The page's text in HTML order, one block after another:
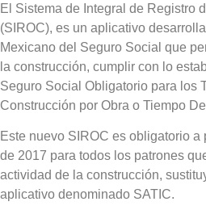
El Sistema de Integral de Registro
(SIROC), es un aplicativo
Mexicano del Seguro Social que
la construcción, cumplir con lo
Seguro Social Obligatorio para los
Construcción por Obra o Tiempo
Este nuevo SIROC es obligatorio a
de 2017 para todos los patrones
actividad de la construcción,
aplicativo denominado SATIC.